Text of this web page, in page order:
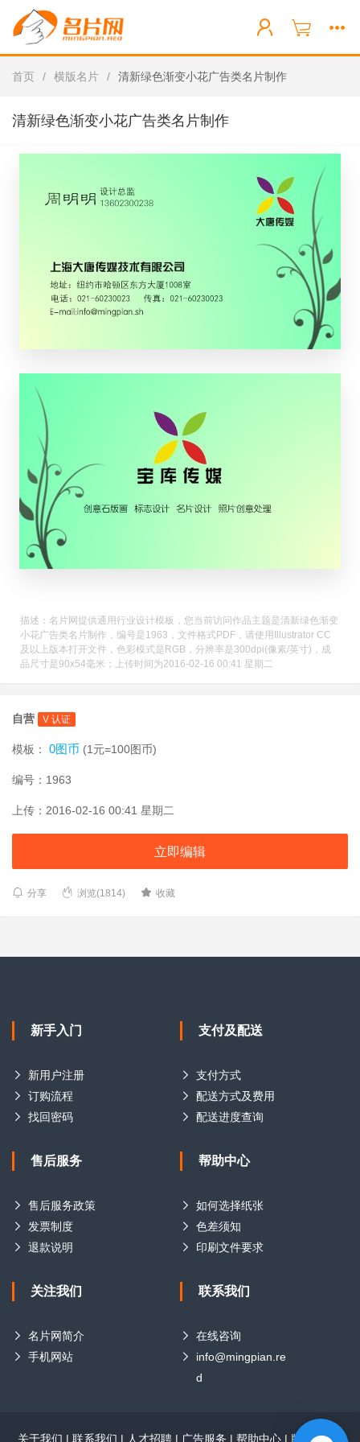
首页 / 横版名片 / 清新绿色渐变小花广告类名片制作
清新绿色渐变小花广告类名片制作
描述：名片网提供通用行业设计模板，您当前访问作品主题是清新绿色渐变
小花广告类名片制作，编号是1963，文件格式PDF，请使用Illustrator CC
及以上版本打开文件，色彩模式是RGB，分辨率是300dpi(像素/英寸)，成
品尺寸是90x54毫米；上传时间为2016-02-16 00:41 星期二
自营 V 认证
模板： 0图币 (1元=100图币)
编号：1963
上传：2016-02-16 00:41 星期二
立即编辑
分享 浏览(1814) 收藏
新手入门
新用户注册
订购流程
找回密码
支付及配送
支付方式
配送方式及费用
配送进度查询
售后服务
售后服务政策
发票制度
退款说明
帮助中心
如何选择纸张
色差须知
印刷文件要求
关注我们
名片网简介
手机网站
联系我们
在线咨询
info@mingpian.re
d
关于我们 | 联系我们 | 人才招聘 | 广告服务 | 帮助中心 | 版权声明